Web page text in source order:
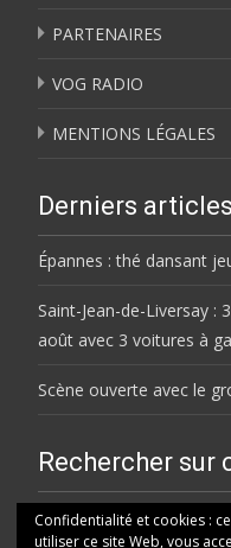
PARTENAIRES
VOG RADIO
MENTIONS LÉGALES
Derniers articles
Épannes : thé dansant
Saint-Jean-de-Liversay :
août avec 3 voitures à
Scène ouverte avec le
Rechercher sur
Rechercher
Confidentialité et cookies :
utiliser ce site Web, vous